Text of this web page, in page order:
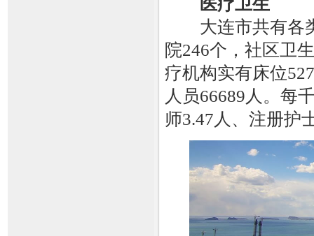
医疗卫生
大连市共有各类
院246个，社区卫
疗机构实有床位
人员66689人。每
师3.47人、注册护